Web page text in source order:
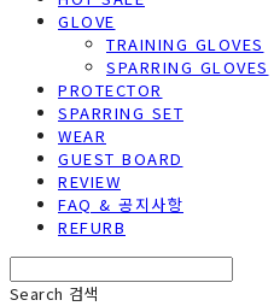
GLOVE
TRAINING GLOVES
SPARRING GLOVES
PROTECTOR
SPARRING SET
WEAR
GUEST BOARD
REVIEW
FAQ & 공지사항
REFURB
Search 검색